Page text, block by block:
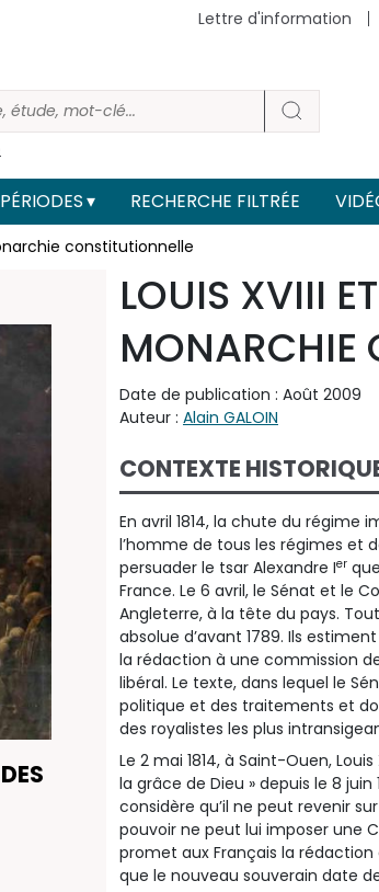
Lettre d'information
PÉRIODES RECHERCHE FILTRÉE
constitutionnelle
LOUIS XVIII
MONARCHIE
Date de publication : Août 2009
Auteur : Alain GALOIN
CONTEXTE
En avril 1814, la chute du régime
l’homme de tous les régimes et
persuader le tsar Alexandre Ier
France. Le 6 avril, le Sénat et le
Angleterre, à la tête du pays.
absolue d’avant 1789. Ils
la rédaction à une commission
libéral. Le texte, dans lequel le
politique et des traitements et
des royalistes les plus
Le 2 mai 1814, à Saint-Ouen,
la grâce de Dieu » depuis le 8
considère qu’il ne peut revenir
pouvoir ne peut lui imposer une
promet aux Français la rédaction
que le nouveau souverain date